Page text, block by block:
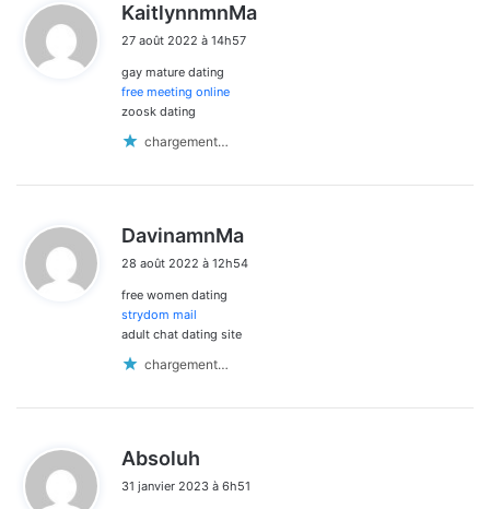
KaitlynnmnMa
27 août 2022 à 14h57
gay mature dating
free meeting online
zoosk dating
chargement…
DavinamnMa
t
28 août 2022 à 12h54
free women dating
strydom mail
adult chat dating site
chargement…
Absoluh
t
31 janvier 2023 à 6h51